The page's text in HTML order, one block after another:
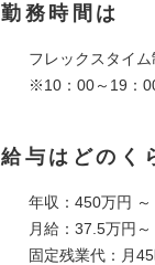
勤務時間は
フレックスタイ
※10：00～19：
給与はどのく
年収：450万円
月給：37.5万円～
固定残業代：月